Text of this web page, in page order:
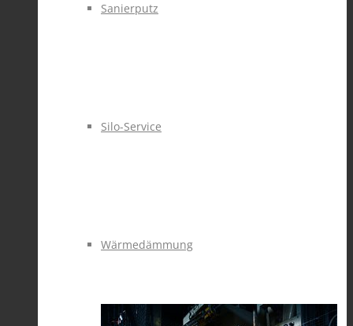
Sanierputz
Silo-Service
Wärmedämmung